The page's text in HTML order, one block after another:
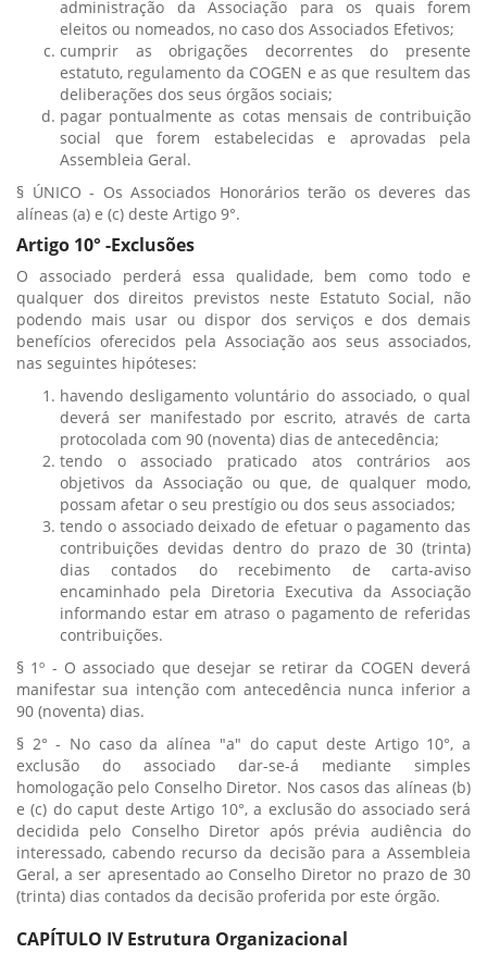
administração da Associação para os quais forem
eleitos ou nomeados, no caso dos Associados Efetivos;
cumprir as obrigações decorrentes do presente
estatuto, regulamento da COGEN e as que resultem das
deliberações dos seus órgãos sociais;
pagar pontualmente as cotas mensais de contribuição
social que forem estabelecidas e aprovadas pela
Assembleia Geral.
§ ÚNICO - Os Associados Honorários terão os deveres das
alíneas (a) e (c) deste Artigo 9°.
Artigo 10° -Exclusões
O associado perderá essa qualidade, bem como todo e
qualquer dos direitos previstos neste Estatuto Social, não
podendo mais usar ou dispor dos serviços e dos demais
benefícios oferecidos pela Associação aos seus associados,
nas seguintes hipóteses:
havendo desligamento voluntário do associado, o qual
deverá ser manifestado por escrito, através de carta
protocolada com 90 (noventa) dias de antecedência;
tendo o associado praticado atos contrários aos
objetivos da Associação ou que, de qualquer modo,
possam afetar o seu prestígio ou dos seus associados;
tendo o associado deixado de efetuar o pagamento das
contribuições devidas dentro do prazo de 30 (trinta)
dias contados do recebimento de carta-aviso
encaminhado pela Diretoria Executiva da Associação
informando estar em atraso o pagamento de referidas
contribuições.
§ 1º - O associado que desejar se retirar da COGEN deverá
manifestar sua intenção com antecedência nunca inferior a
90 (noventa) dias.
§ 2° - No caso da alínea "a" do caput deste Artigo 10°, a
exclusão do associado dar-se-á mediante simples
homologação pelo Conselho Diretor. Nos casos das alíneas (b)
e (c) do caput deste Artigo 10°, a exclusão do associado será
decidida pelo Conselho Diretor após prévia audiência do
interessado, cabendo recurso da decisão para a Assembleia
Geral, a ser apresentado ao Conselho Diretor no prazo de 30
(trinta) dias contados da decisão proferida por este órgão.
CAPÍTULO IV Estrutura Organizacional